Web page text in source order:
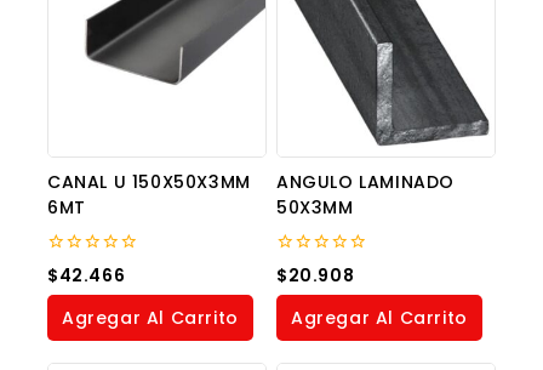
CANAL U 150X50X3MM
6MT
0
out
of
$42.466
Agregar Al Carrito
ANGULO LAMINADO
50X3MM
0
out
of
$20.908
Agregar Al Carrito